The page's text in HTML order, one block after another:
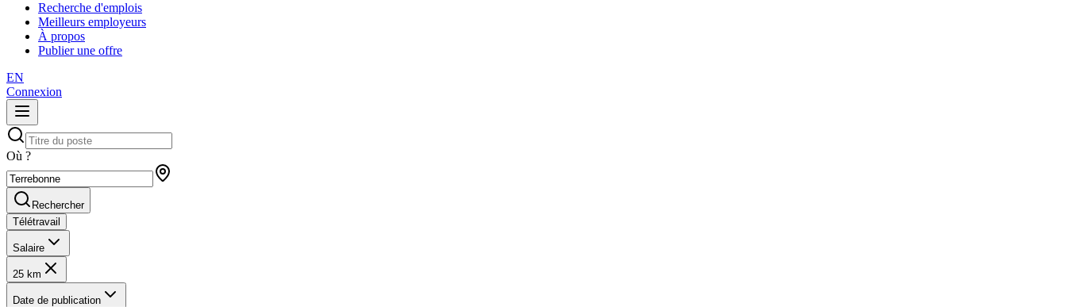
Recherche d'emplois
Meilleurs employeurs
À propos
Publier une offre
EN
Connexion
Où ?
Rechercher
Télétravail
Salaire
25 km
Date de publication